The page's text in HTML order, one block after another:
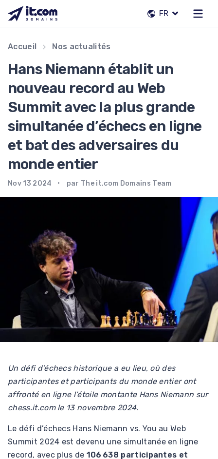
Passer
au
contenu
FR
Notre équipe
Contacts
Registraires
FR
Accueil Nos actualités
Hans Niemann établit un
nouveau record au Web
Summit avec la plus grande
simultanée d’échecs en ligne
et bat des adversaires du
monde entier
Nov 13 2024 par The it.com Domains Team
Un défi d’échecs historique a eu lieu, où des
participantes et participants du monde entier ont
affronté en ligne l’étoile montante Hans Niemann sur
chess.it.com le 13 novembre 2024.
Le défi d’échecs Hans Niemann vs. You au Web
Summit 2024 est devenu une simultanée en ligne
record, avec plus de 106 638 participantes et